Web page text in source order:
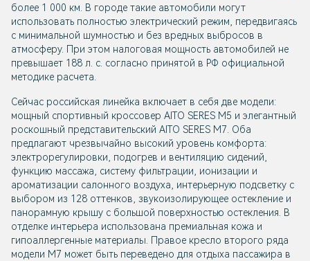
более 1 000 км. В городе такие автомобили могут
использовать полностью электрический режим, передвигаясь
с минимальной шумностью и без вредных выбросов в
атмосферу. При этом налоговая мощность автомобилей не
превышает 188 л. с. согласно принятой в РФ официальной
методике расчета.
Сейчас российская линейка включает в себя две модели:
мощный спортивный кроссовер AITO SERES M5 и элегантный
роскошный представительский AITO SERES M7. Оба
предлагают чрезвычайно высокий уровень комфорта:
электрорегулировки, подогрев и вентиляцию сидений,
функцию массажа, систему фильтрации, ионизации и
ароматизации салонного воздуха, интерьерную подсветку с
выбором из 128 оттенков, звукоизолирующее остекление и
панорамную крышу с большой поверхностью остекления. В
отделке интерьера использована премиальная кожа и
гипоаллергенные материалы. Правое кресло второго ряда
модели М7 может быть переведено для отдыха пассажира в